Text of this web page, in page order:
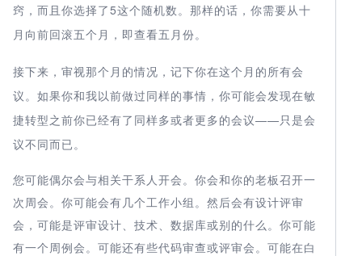
窍，而且你选择了 5这个随机数。那样的话，你需要从十
月向前回滚五个月，即查看五月份。
接下来，审视那个月的情况，记下你在这个月的所有会
议。如果你和我以前做过同样的事情，你可能会发现在敏
捷转型之前你已经有了同样多或者更多的会议——只是会
议不同而已。
您可能偶尔会与相关干系人开会。你会和你的老板召开一
次周会。你可能会有几个工作小组。然后会有设计评审
会，可能是评审设计、技术、数据库或别的什么。你可能
有一个周例会。可能还有些代码审查或评审会。可能在白